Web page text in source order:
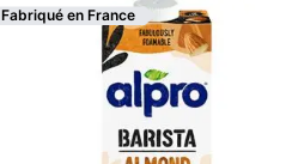
Fabriqué en France